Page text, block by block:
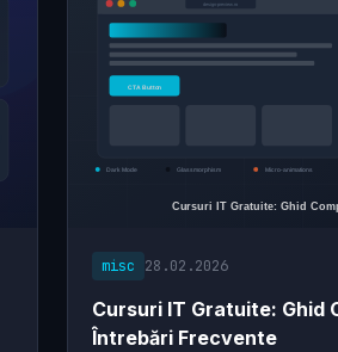
misc 28.02.2026
Cursuri IT Gratuite: Ghid
Întrebări Frecvente